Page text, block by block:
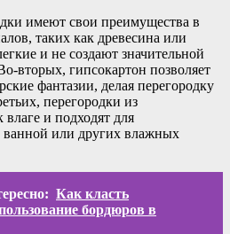
имеют свои преимущества в
таких как древесина или
и не создают значительной
вторых, гипсокартон позволяет
фантазии, делая перегородку
перегородки из
и подходят для
ванной или других влажных
Как класть
бордюров в